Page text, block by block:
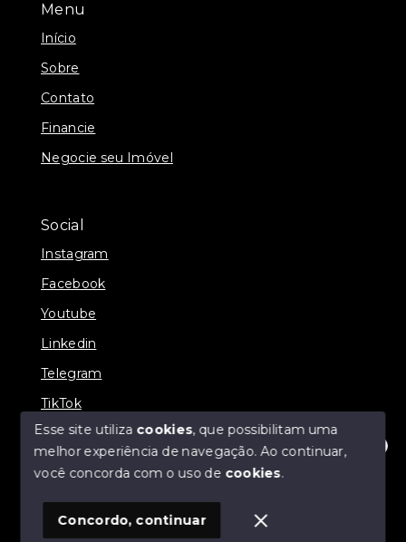
Olá! Estamos disponíveis para te ajudar.
Menu
Início
Sobre
Contato
Financie
Negocie seu Imóvel
Social
Instagram
Facebook
Youtube
Linkedin
Telegram
TikTok
© Copyright 2026 - Prates Riviera Imóveis - Todos os
SITE PARA IMOBILIARIA
Esse site utiliza cookies, que possibilitam uma
melhor experiência de navegação.Ao continuar,
você concorda com o uso de cookies.
Concordo, continuar